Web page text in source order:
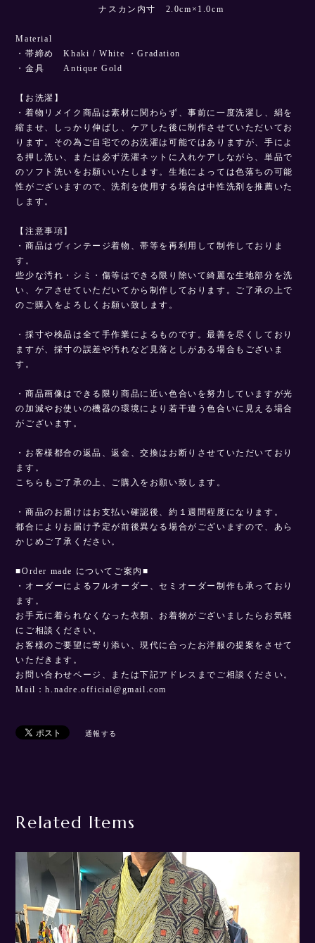
ナスカン内寸 2.0cm×1.0cm
Material
・帯締め Khaki / White ・Gradation
・金具 Antique Gold
【お洗濯】
・着物リメイク商品は素材に関わらず、事前に一度洗濯し、絹を
縮ませ、しっかり伸ばし、ケアした後に制作させていただいてお
ります。その為ご自宅でのお洗濯は可能ではありますが、手によ
る押し洗い、または必ず洗濯ネットに入れケアしながら、単品で
のソフト洗いをお願いいたします。生地によっては色落ちの可能
性がございますので、洗剤を使用する場合は中性洗剤を推薦いた
します。
【注意事項】
・商品はヴィンテージ着物、帯等を再利用して制作しておりま
す。
些少な汚れ・シミ・傷等はできる限り除いて綺麗な生地部分を洗
い、ケアさせていただいてから制作しております。ご了承の上で
のご購入をよろしくお願い致します。
・採寸や検品は全て手作業によるものです。最善を尽くしており
ますが、採寸の誤差や汚れなど見落としがある場合もございま
す。
・商品画像はできる限り商品に近い色合いを努力していますが光
の加減やお使いの機器の環境により若干違う色合いに見える場合
がございます。
・お客様都合の返品、返金、交換はお断りさせていただいており
ます。
こちらもご了承の上、ご購入をお願い致します。
・商品のお届けはお支払い確認後、約１週間程度になります。
都合によりお届け予定が前後異なる場合がございますので、あら
かじめご了承ください。
■Order made についてご案内■
・オーダーによるフルオーダー、セミオーダー制作も承っており
ます。
お手元に着られなくなった衣類、お着物がございましたらお気軽
にご相談ください。
お客様のご要望に寄り添い、現代に合ったお洋服の提案をさせて
いただきます。
お問い合わせページ、または下記アドレスまでご相談ください。
Mail：h.nadre.official@gmail.com
通報する
Related Items